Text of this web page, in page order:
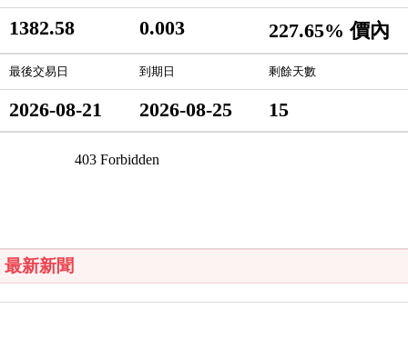
1382.58 0.003 227.65% 價內
最後交易日 到期日 剩餘天數
2026-08-21 2026-08-25 15
最新新聞